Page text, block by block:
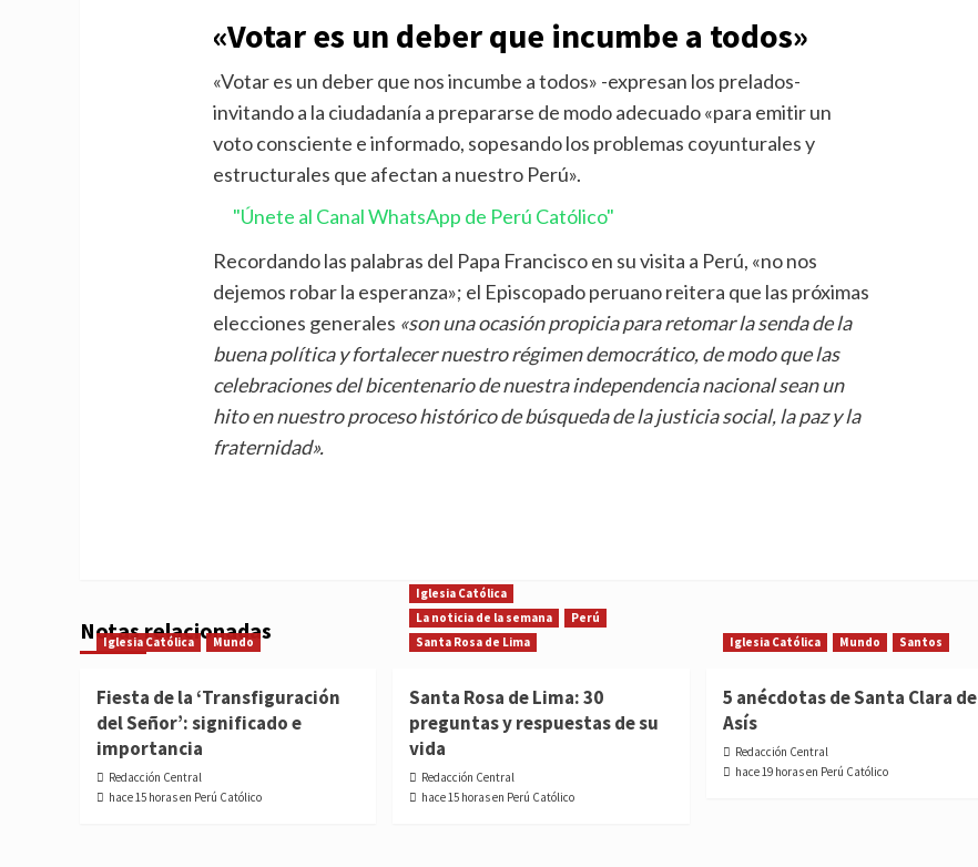
«Votar es un deber que incumbe a todos»
«Votar es un deber que nos incumbe a todos» -expresan los prelados-
invitando a la ciudadanía a prepararse de modo adecuado «para emitir un
voto consciente e informado, sopesando los problemas coyunturales y
estructurales que afectan a nuestro Perú».
"Únete al Canal WhatsApp de Perú Católico"
Recordando las palabras del Papa Francisco en su visita a Perú, «no nos
dejemos robar la esperanza»; el Episcopado peruano reitera que las próximas
elecciones generales «son una ocasión propicia para retomar la senda de la
buena política y fortalecer nuestro régimen democrático, de modo que las
celebraciones del bicentenario de nuestra independencia nacional sean un
hito en nuestro proceso histórico de búsqueda de la justicia social, la paz y la
fraternidad».
Notas relacionadas
Iglesia Católica Mundo
Fiesta de la ‘Transfiguración
del Señor’: significado e
importancia
Redacción Central
hace 15 horas en Perú Católico
Iglesia Católica
La noticia de la semana
Perú
Santa Rosa de Lima
Santa Rosa de Lima: 30
preguntas y respuestas de su
vida
Redacción Central
hace 15 horas en Perú Católico
Iglesia Católica Mundo Santos
5 anécdotas de Santa Clara de
Asís
Redacción Central
hace 19 horas en Perú Católico